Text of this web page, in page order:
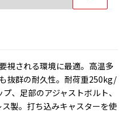
視される環境に最適。高温多
抜群の耐久性。耐荷重250kg/
、足部のアジャストボルト、
製。打ち込みキャスターを使